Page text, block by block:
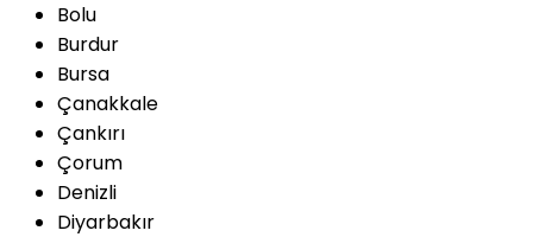
Bolu
Burdur
Bursa
Çanakkale
Çankırı
Çorum
Denizli
Diyarbakır